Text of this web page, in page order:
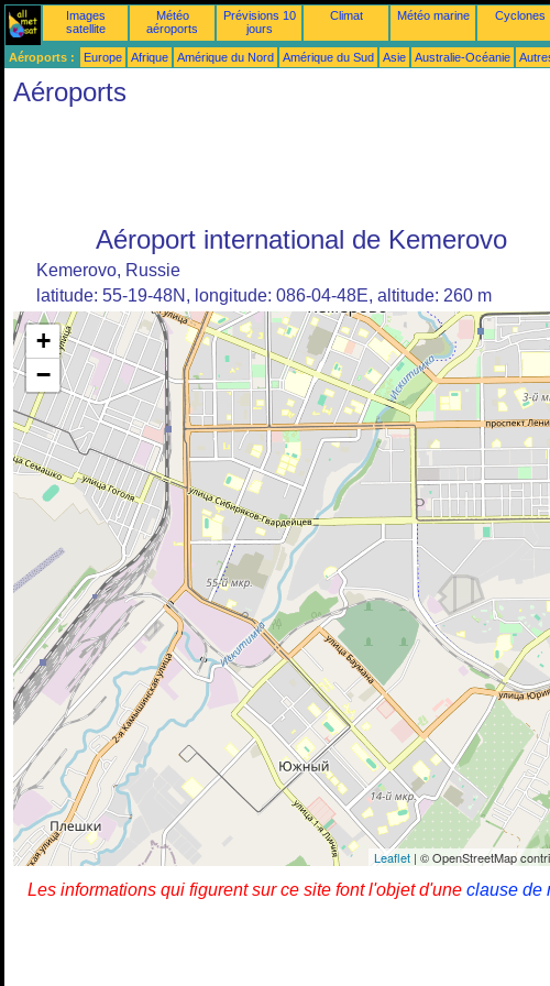
Images
satellite
Météo
aéroports
Prévisions 10
jours
Climat Météo marine Cyclones
Aéroports : Europe Afrique Amérique du Nord Amérique du Sud Asie Australie-Océanie
Aéroports
Aéroport international de Kemerovo
Kemerovo, Russie
latitude: 55-19-48N, longitude: 086-04-48E, altitude: 260 m
+
−
Leaflet | © OpenStreetMap
Les informations qui figurent sur ce site font l'objet d'une clause de